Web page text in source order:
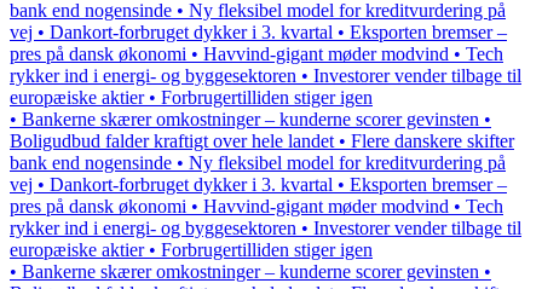
bank end nogensinde • Ny fleksibel model for kreditvurdering på
vej • Dankort-forbruget dykker i 3. kvartal • Eksporten bremser –
pres på dansk økonomi • Havvind-gigant møder modvind • Tech
rykker ind i energi- og byggesektoren • Investorer vender tilbage til
europæiske aktier • Forbrugertilliden stiger igen
• Bankerne skærer omkostninger – kunderne scorer gevinsten •
Boligudbud falder kraftigt over hele landet • Flere danskere skifter
bank end nogensinde • Ny fleksibel model for kreditvurdering på
vej • Dankort-forbruget dykker i 3. kvartal • Eksporten bremser –
pres på dansk økonomi • Havvind-gigant møder modvind • Tech
rykker ind i energi- og byggesektoren • Investorer vender tilbage til
europæiske aktier • Forbrugertilliden stiger igen
• Bankerne skærer omkostninger – kunderne scorer gevinsten •